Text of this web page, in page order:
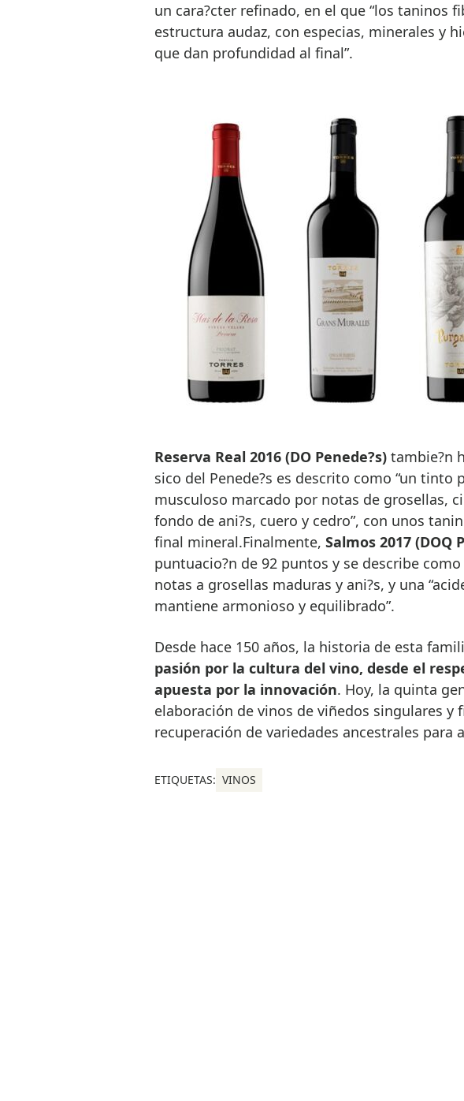
un cara?cter refinado, en el que “los taninos
estructura audaz, con especias, minerales y
que dan profundidad al final”.
Reserva Real 2016 (DO Penede?s) tambie?n
sico del Penede?s es descrito como “un tinto
musculoso marcado por notas de grosellas,
fondo de ani?s, cuero y cedro”, con unos
final mineral.Finalmente, Salmos 2017 (DOQ
puntuacio?n de 92 puntos y se describe
notas a grosellas maduras y ani?s, y una
mantiene armonioso y equilibrado”.
Desde hace 150 años, la historia de esta
pasión por la cultura del vino, desde el
apuesta por la innovación. Hoy, la quinta
elaboración de vinos de viñedos singulares y
recuperación de variedades ancestrales para
ETIQUETAS: VINOS